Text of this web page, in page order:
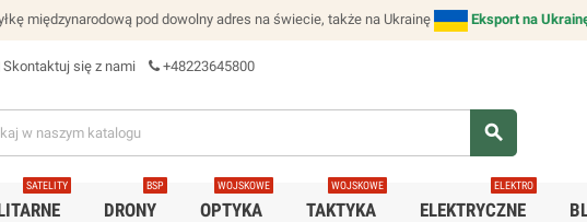
międzynarodową pod dowolny adres na świecie, także na Ukrainę Eksport na
Skontaktuj się z nami +48223645800
search
SATELITY
DRONY
BSP
OPTYKA
WOJSKOWE
TAKTYKA
WOJSKOWE
ELEKTRYCZNE
ELEKTRO